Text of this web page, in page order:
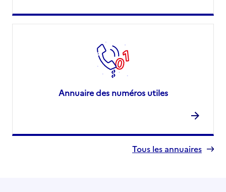
Annuaire des numéros utiles
Tous les annuaires